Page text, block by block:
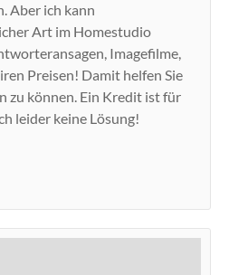
Aber ich kann
Art im Homestudio
Imagefilme,
Preisen! Damit helfen Sie
zu können. Ein Kredit ist für
leider keine Lösung!